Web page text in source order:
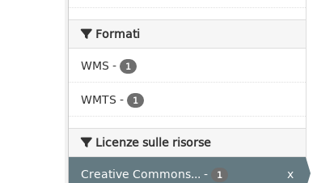
Formati
WMS - 1
WMTS - 1
Licenze sulle risorse
Creative Commons... - 1 x